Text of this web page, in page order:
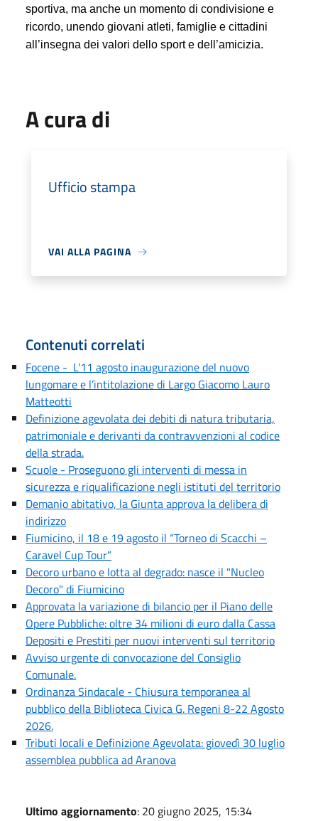
sportiva, ma anche un momento di condivisione e
ricordo, unendo giovani atleti, famiglie e cittadini
all’insegna dei valori dello sport e dell’amicizia.
A cura di
Ufficio stampa
VAI ALLA PAGINA
Contenuti correlati
Focene - L'11 agosto inaugurazione del nuovo
lungomare e l’intitolazione di Largo Giacomo Lauro
Matteotti
Definizione agevolata dei debiti di natura tributaria,
patrimoniale e derivanti da contravvenzioni al codice
della strada.
Scuole - Proseguono gli interventi di messa in
sicurezza e riqualificazione negli istituti del territorio
Demanio abitativo, la Giunta approva la delibera di
indirizzo
Fiumicino, il 18 e 19 agosto il “Torneo di Scacchi –
Caravel Cup Tour”
Decoro urbano e lotta al degrado: nasce il "Nucleo
Decoro" di Fiumicino
Approvata la variazione di bilancio per il Piano delle
Opere Pubbliche: oltre 34 milioni di euro dalla Cassa
Depositi e Prestiti per nuovi interventi sul territorio
Avviso urgente di convocazione del Consiglio
Comunale.
Ordinanza Sindacale - Chiusura temporanea al
pubblico della Biblioteca Civica G. Regeni 8-22 Agosto
2026.
Tributi locali e Definizione Agevolata: giovedì 30 luglio
assemblea pubblica ad Aranova
Ultimo aggiornamento: 20 giugno 2025, 15:34